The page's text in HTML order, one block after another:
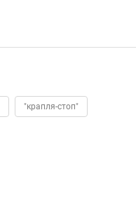
"крапля-стоп"